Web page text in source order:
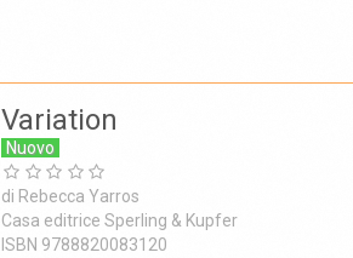
Variation
Nuovo
di Rebecca Yarros
Casa editrice Sperling & Kupfer
ISBN 9788820083120